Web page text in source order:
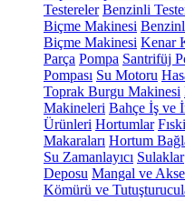
Testereler Benzinli
Biçme Makinesi
Biçme Makinesi Kenar
Parça Pompa Santrifüj
Pompası Su Motoru
Toprak Burgu Makinesi
Makineleri Bahçe İş ve
Ürünleri Hortumlar
Makaraları Hortum
Su Zamanlayıcı Sulaklar
Deposu Mangal ve
Kömürü ve